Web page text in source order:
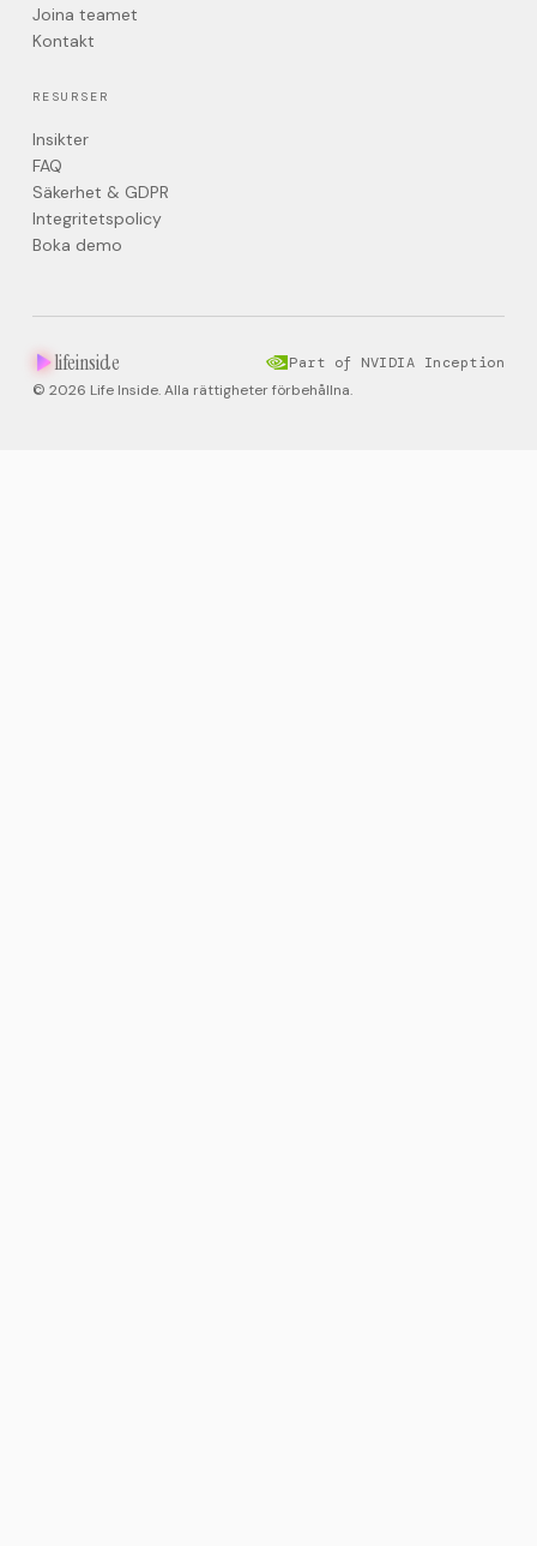
Joina teamet
Kontakt
RESURSER
Insikter
FAQ
Säkerhet & GDPR
Integritetspolicy
Boka demo
lifeinside
Part of NVIDIA Inception
© 2026 Life Inside. Alla rättigheter förbehållna.